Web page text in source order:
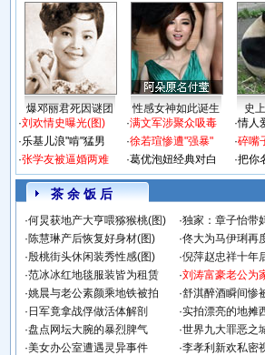
爆邓丽君死因谜团 性感女神如此诞生
史
·刘欢情史曝光(图)
·乐基儿浪"啃"猛男
·张学友被逼婚两难
·满文军涉聚众吸毒
·徐若瑄惨遭"强暴"
·葛优泡妞经典对白
·情人
·碎嘴
·把你
茶 余 饭 后
·何炅获地产大亨喂猕猴桃(图) ·独家：章子怡带
·陈慧琳产后恢复好身材(图) ·佟大为马伊琍再
·殷桃街头休闲装秀性感(图) ·倪萍赵忠祥十年
·范冰冰红地毯服装皆为租赁 ·刘涛富豪老公为
·姚晨与老公素颜乘地铁被拍 ·舒淇醉酒瞬间惨
· 日军竟拿战俘做活体解剖 ·实拍漂亮的地摊
·盘点网坛大腕的暴烈脾气 ·世界九大罪恶之
·美女办公室遭遇灵异事件 ·李孝利新欢私密